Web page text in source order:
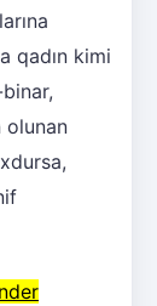
qadın kimi
olunan